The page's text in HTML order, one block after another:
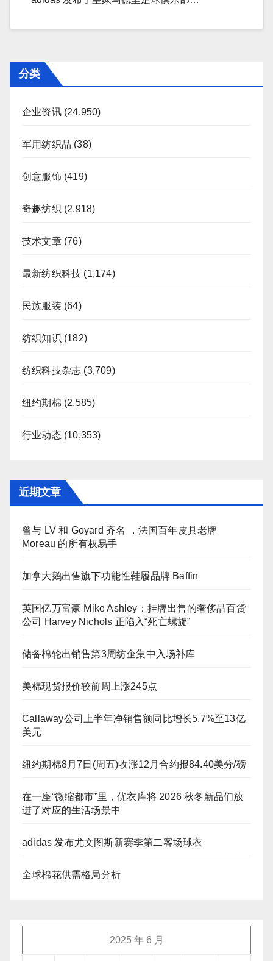
分类
企业资讯(24,950)
军用纺织品 (38)
创意服饰(419)
奇趣纺织 (2,918)
技术文章(76)
最新纺织科技 (1,174)
民族服装 (64)
纺织知识 (182)
纺织科技杂志 (3,709)
纽约期棉 (2,585)
行业动态(10,353)
近期文章
曾与 LV 和 Goyard 齐名 ，法国百年皮具老牌
Moreau 的所有权易手
加拿大鹅出售旗下功能性鞋履品牌 Baffin
英国亿万富豪 Mike Ashley：挂牌出售的奢侈品百货
公司 Harvey Nichols 正陷入“死亡螺旋”
储备棉轮出销售第3周纺企集中入场补库
美棉现货报价较前周上涨245点
Callaway公司上半年净销售额同比增长5.7%至13亿
美元
纽约期棉8月7日(周五)收涨12月合约报84.40美分/磅
在一座“微缩都市”里，优衣库将 2026 秋冬新品们放
进了对应的生活场景中
adidas 发布尤文图斯新赛季第二客场球衣
全球棉花供需格局分析
2025 年 6 月